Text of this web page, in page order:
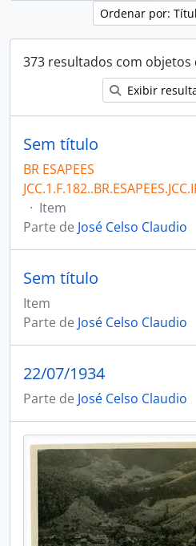
Ordenar por:
373 resultados com objetos
Exibir
Sem título
BR ESAPEES
· Item
Parte de José Celso Claudio
Sem título
Item
Parte de José Celso Claudio
22/07/1934
Parte de José Celso Claudio